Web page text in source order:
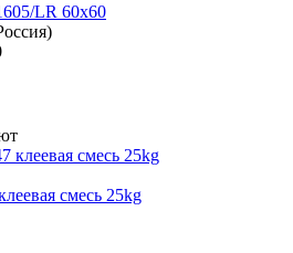
LR 60х60
смесь 25kg